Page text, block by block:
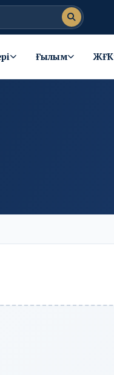
Ғылым ЖҒК